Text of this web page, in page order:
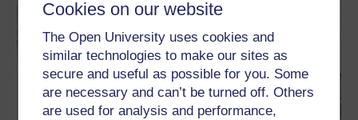
Cookies on our website
The Open University uses cookies and
similar technologies to make our sites as
secure and useful as possible for you. Some
are necessary and can’t be turned off. Others
are used for analysis and performance,